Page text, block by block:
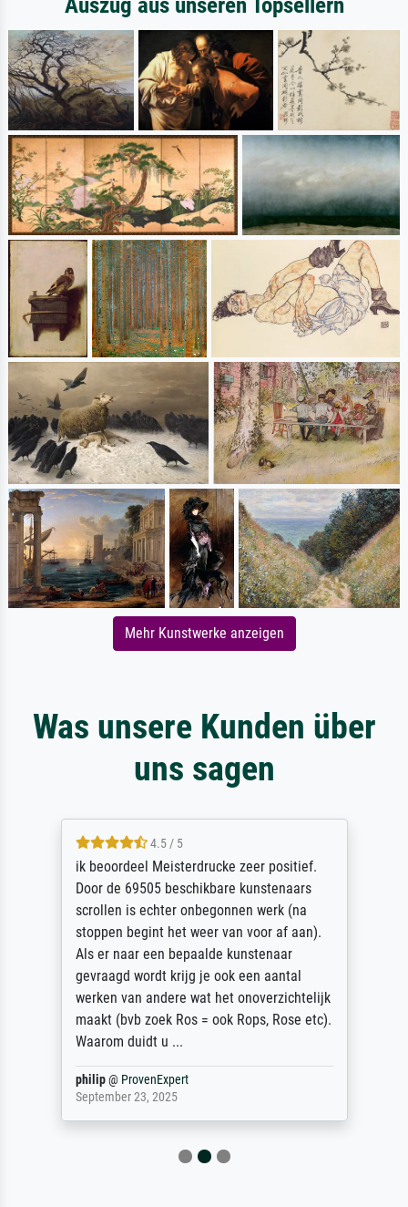
Mehr Kunstwerke anzeigen
Was unsere Kunden über
uns sagen
4.5 / 5
ik beoordeel Meisterdrucke zeer positief.
Door de 69505 beschikbare kunstenaars
scrollen is echter onbegonnen werk (na
stoppen begint het weer van voor af aan).
Als er naar een bepaalde kunstenaar
gevraagd wordt krijg je ook een aantal
werken van andere wat het onoverzichtelijk
maakt (bvb zoek Ros = ook Rops, Rose etc).
Waarom duidt u ...
philip@ ProvenExpert
September 23, 2025